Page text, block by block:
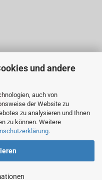
und andere
auch von
der Website zu
zu analysieren und Ihnen
zu können. Weitere
.